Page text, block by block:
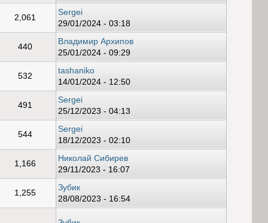
2,061
Sergei
29/01/2024 - 03:18
440
Владимир Архипов
25/01/2024 - 09:29
532
tashaniko
14/01/2024 - 12:50
491
Sergei
25/12/2023 - 04:13
544
Sergei
18/12/2023 - 02:10
1,166
Николай Сибирев
29/11/2023 - 16:07
1,255
Зубик
28/08/2023 - 16:54